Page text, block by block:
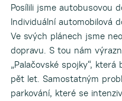
Posílili jsme autobusovou
Individuální automobilová
Ve svých plánech jsme
dopravu. S tou nám
„Palačovské spojky“,
pět let. Samostatným
parkování, které se